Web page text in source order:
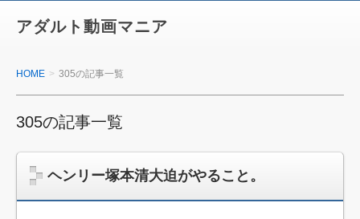
アダルト動画マニア
HOME 305の記事一覧
305の記事一覧
ヘンリー塚本清大迫がやること。